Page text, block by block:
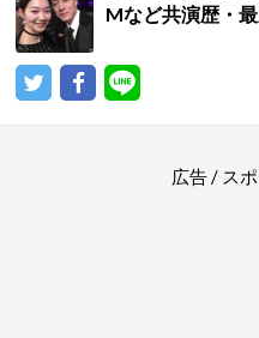
Mなど共演歴・
広告 / ス